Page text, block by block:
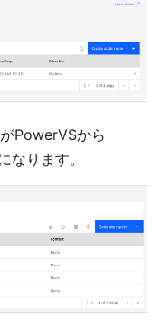
PowerVSから
ります。